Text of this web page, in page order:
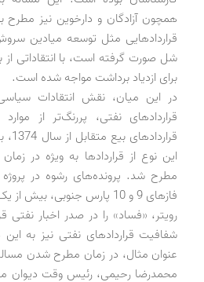
همچون آزادگان و دارخوین نیز
قراردادهایی مثل توسعه میادین
شل صورت گرفته است، با انتقاداتی از
برای ازدیاد برداشت مواجه شده است.
در این میان، نقش انتقادات
قراردادهای نفتی، پررنگ‌تر از
این نوع از قراردادها به ویژه در
فازهای 9 و 10 پارس جنوبی،
رویتر، «فساد» را در صدر اخبار نفتی
شفافیت قراردادهای نفتی نیز به
عنوان مثال، در زمان مطرح شدن
محمدرضا رحیمی، رئیس وقت دیوان